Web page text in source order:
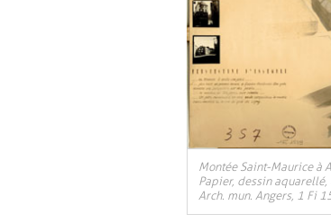
Montée Saint-Maurice à
Papier, dessin aquarellé,
Arch. mun. Angers, 1 Fi